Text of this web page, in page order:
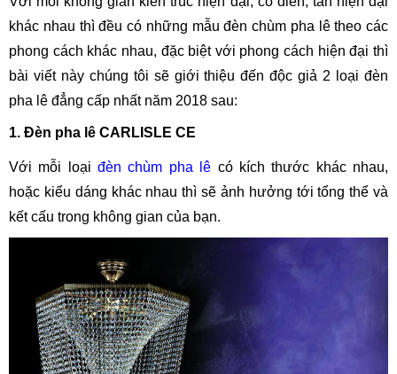
khác nhau thì đều có những mẫu đèn chùm pha lê theo các
phong cách khác nhau, đặc biệt với phong cách hiện đại thì
bài viết này chúng tôi sẽ giới thiệu đến độc giả 2 loại đèn
pha lê đẳng cấp nhất năm 2018 sau:
1. Đèn pha lê CARLISLE CE
Với mỗi loạiđèn chùm pha lê có kích thước khác nhau,
hoặc kiểu dáng khác nhau thì sẽ ảnh hưởng tới tổng thể và
kết cấu trong không gian của bạn.